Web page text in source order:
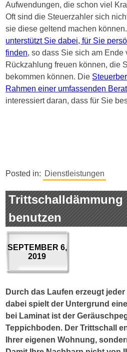
Aufwendungen, die schon viel
Oft sind die Steuerzahler sich
sie diese geltend machen können.
unterstützt Sie dabei, für Sie
finden, so dass Sie sich am
Rückzahlung freuen können, die
bekommen können. Die
Rahmen einer umfassenden
interessiert daran, dass für Sie
Posted in: Dienstleistungen
benutzen
SEPTEMBER 6,
2019
Durch das Laufen erzeugt
dabei spielt der Untergrund
bei Laminat ist der
Teppichboden. Der Trittschall
Ihrer eigenen Wohnung,